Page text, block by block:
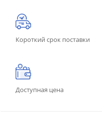
Короткий срок поставки
Доступная цена